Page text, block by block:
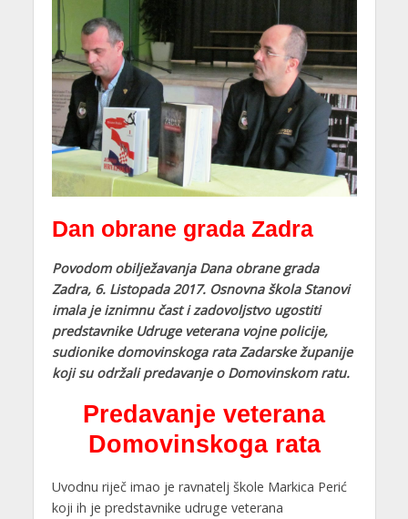
Dan obrane grada Zadra
Povodom obilježavanja Dana obrane grada
Zadra, 6. Listopada 2017. Osnovna škola Stanovi
imala je iznimnu čast i zadovoljstvo ugostiti
predstavnike Udruge veterana vojne policije,
sudionike domovinskoga rata Zadarske županije
koji su održali predavanje o Domovinskom ratu.
Predavanje veterana
Domovinskoga rata
Uvodnu riječ imao je ravnatelj škole Markica Perić
koji ih je predstavnike udruge veterana